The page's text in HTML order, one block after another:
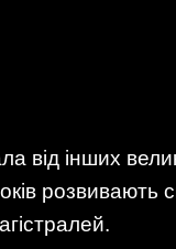
від інших